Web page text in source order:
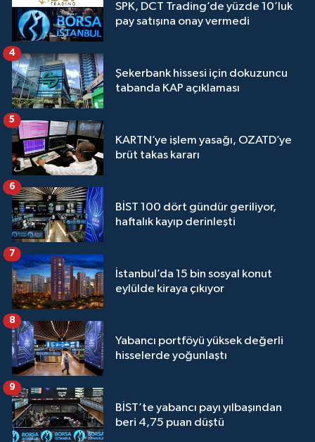
SPK, DCT Trading’de yüzde 10’luk
pay satışına onay vermedi
Şekerbank hissesi için dokuzuncu
tabanda KAP açıklaması
4
KARTN’ye işlem yasağı, OZATD’ye
brüt takas kararı
5
BİST 100 dört gündür geriliyor,
haftalık kayıp derinleşti
6
İstanbul’da 15 bin sosyal konut
eylülde kiraya çıkıyor
7
Yabancı portföyü yüksek değerli
hisselerde yoğunlaştı
8
BİST’te yabancı payı yılbaşından
beri 4,75 puan düştü
9